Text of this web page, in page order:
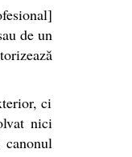
de un
ci
nici
canonul